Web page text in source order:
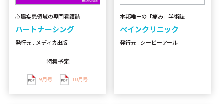
心臓疾患領域の専門看護誌
ハートナーシング
発行元 : メディカ出版
特集予定
9月号 10月号
本邦唯一の「痛み」学術誌
ペインクリニック
発行元 : シービーアール